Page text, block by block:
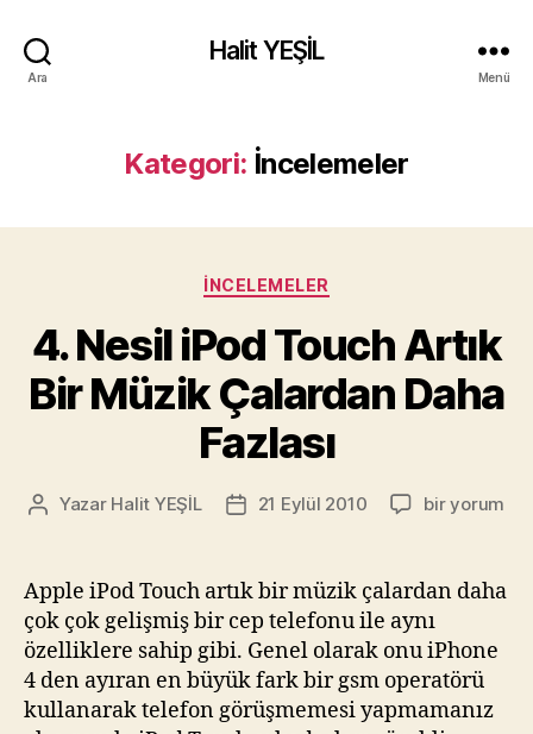
Ara
Halit YEŞİL
Menü
Kategori: İncelemeler
Kategoriler
İNCELEMELER
4. Nesil iPod Touch Artık
Bir Müzik Çalardan Daha
Fazlası
Yazının
Yazar Halit YEŞİL
Yazı21 Eylül 2010
4.
Touch
Bir
Müzik
Çalardan
Daha
bir yorum
Apple iPod Touch artık bir müzik çalardan daha
çok çok gelişmiş bir cep telefonu ile aynı
özelliklere sahip gibi. Genel olarak onu iPhone
4 den ayıran en büyük fark bir gsm operatörü
kullanarak telefon görüşmemesi yapmamanız